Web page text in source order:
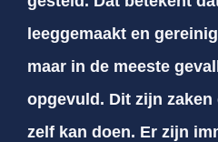
leeggemaakt en
maar in de meeste
opgevuld. Dit zijn zaken
zelf kan doen. Er zijn